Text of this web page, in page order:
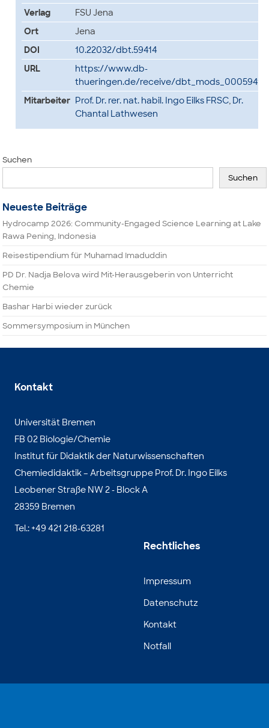
Verlag
FSU Jena
Ort
Jena
DOI
10.22032/dbt.59414
URL
https://www.db-
thueringen.de/receive/dbt_mods_00059414
Mitarbeiter Prof. Dr. rer. nat. habil. Ingo Eilks FRSC, Dr.
Chantal Lathwesen
Suchen
Suchen
Neueste Beiträge
Hydrocamp 2026: Community-Engaged Science Learning at Lake
Rawa Pening, Indonesia
Reisestipendium für Muhamad Imaduddin
PD Dr. Nadja Belova wird Mit-Herausgeberin von Unterricht
Chemie
Bashar Harbi wieder zurück
Sommersymposium in München
Kontakt
Universität Bremen
FB 02 Biologie/Chemie
Institut für Didaktik der Naturwissenschaften
Chemiedidaktik – Arbeitsgruppe Prof. Dr. Ingo Eilks
Leobener Straße NW 2 - Block A
28359 Bremen
Tel.: +49 421 218-63281
Rechtliches
Impressum
Datenschutz
Kontakt
Notfall